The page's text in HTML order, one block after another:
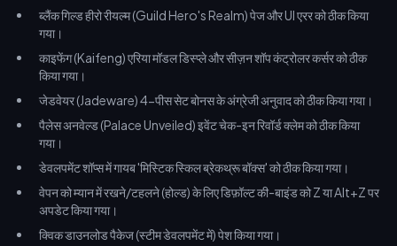
ब्लैंक गिल्ड हीरो रीयल्म (Guild Hero's Realm) पेज और UI एरर को ठीक किया
गया।
काइफेंग (Kaifeng) एरिया मॉडल डिस्प्ले और सीज़न शॉप कंट्रोलर कर्सर को ठीक
किया गया।
जेडवेयर (Jadeware) 4-पीस सेट बोनस के अंग्रेजी अनुवाद को ठीक किया गया।
पैलेस अनवेल्ड (Palace Unveiled) इवेंट चेक-इन रिवॉर्ड क्लेम को ठीक किया
गया।
डेवलपमेंट शॉप्स में गायब 'मिस्टिक स्किल ब्रेकथ्रू बॉक्स' को ठीक किया गया।
वेपन को म्यान में रखने/टहलने (होल्ड) के लिए डिफ़ॉल्ट की-बाइंड को Z या Alt+Z पर
अपडेट किया गया।
क्विक डाउनलोड पैकेज (स्टीम डेवलपमेंट में) पेश किया गया।